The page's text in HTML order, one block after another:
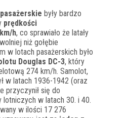
były bardzo
prędkości
h, co sprawiało że latały
niż gołębie
w lotach pasażerskich było
Douglas DC-3, który
274 km/h. Samolot,
w latach 1936-1942 (oraz
przyczynił się do
w latach 30. i 40.
w ilości 17 276